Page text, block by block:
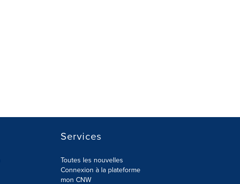
Services
Toutes les nouvelles
Connexion à la plateforme
mon CNW